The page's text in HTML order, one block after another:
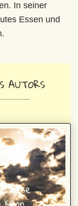
In seiner
Essen und
AUTORS
diese